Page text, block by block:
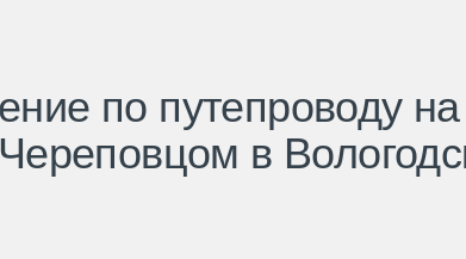
по путепроводу
в